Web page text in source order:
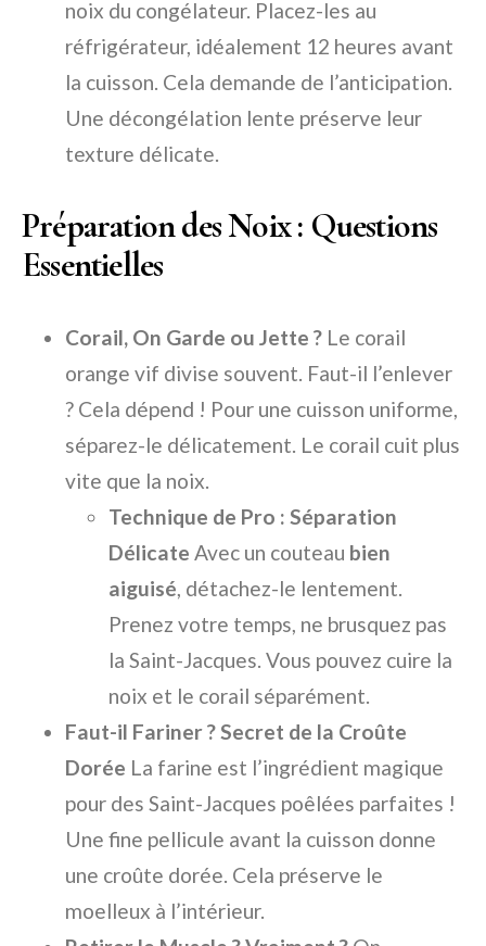
noix du congélateur. Placez-les au
réfrigérateur, idéalement 12 heures avant
la cuisson. Cela demande de l’anticipation.
Une décongélation lente préserve leur
texture délicate.
Préparation des Noix : Questions
Essentielles
Corail, On Garde ou Jette ? Le corail
orange vif divise souvent. Faut-il l’enlever
? Cela dépend ! Pour une cuisson uniforme,
séparez-le délicatement. Le corail cuit plus
vite que la noix.
Technique de Pro : Séparation
Délicate Avec un couteau bien
aiguisé, détachez-le lentement.
Prenez votre temps, ne brusquez pas
la Saint-Jacques. Vous pouvez cuire la
noix et le corail séparément.
Faut-il Fariner ? Secret de la Croûte
Dorée La farine est l’ingrédient magique
pour des Saint-Jacques poêlées parfaites !
Une fine pellicule avant la cuisson donne
une croûte dorée. Cela préserve le
moelleux à l’intérieur.